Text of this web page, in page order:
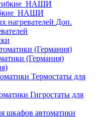
Доп.
(Германия)
Термостаты для
Гигростаты для